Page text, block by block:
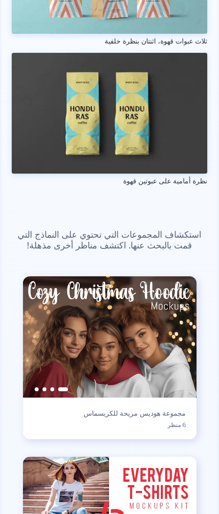
ثلاث عبوات قهوة، اثنتان بنظرة خلفية
نظرة أمامية على عبوتين قهوة
استكشاف المجموعات التي تحتوي على النماذج التي
قمت بالبحث عنها. اكتشف مناظر أخرى مذهلة!
مجموعة هوديس مريحة للكريسماس
6 منظر